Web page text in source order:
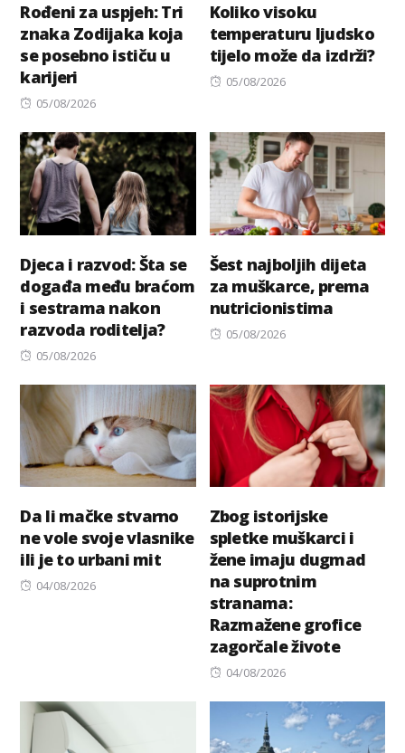
Rođeni za uspjeh: Tri
znaka Zodijaka koja
se posebno ističu u
karijeri
Posted
05/08/2026
Koliko visoku
temperaturu ljudsko
tijelo može da izdrži?
Posted
05/08/2026
Djeca i razvod: Šta se
događa među braćom
i sestrama nakon
razvoda roditelja?
Posted
05/08/2026
Šest najboljih dijeta
za muškarce, prema
nutricionistima
Posted
05/08/2026
Da li mačke stvarno
ne vole svoje vlasnike
ili je to urbani mit
Posted
04/08/2026
Zbog istorijske
spletke muškarci i
žene imaju dugmad
na suprotnim
stranama:
Razmažene grofice
zagorčale živote
Posted
04/08/2026